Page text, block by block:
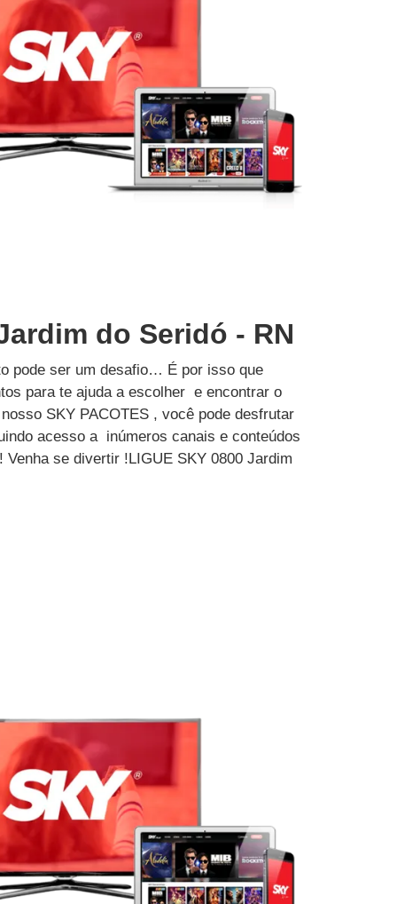
do Seridó - RN
pode ser um desafio… É por isso que
para te ajuda a escolher e encontrar o
SKY PACOTES , você pode desfrutar
acesso a inúmeros canais e conteúdos
se divertir !LIGUE SKY 0800 Jardim